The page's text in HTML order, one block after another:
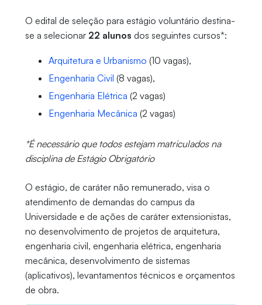
O edital de seleção para estágio voluntário destina-
se a selecionar 22 alunos dos seguintes cursos*:
Arquitetura e Urbanismo (10 vagas),
Engenharia Civil (8 vagas),
Engenharia Elétrica (2 vagas)
Engenharia Mecânica (2 vagas)
*É necessário que todos estejam matriculados na
disciplina de Estágio Obrigatório
O estágio, de caráter não remunerado, visa o
atendimento de demandas do campus da
Universidade e de ações de caráter extensionistas,
no desenvolvimento de projetos de arquitetura,
engenharia civil, engenharia elétrica, engenharia
mecânica, desenvolvimento de sistemas
(aplicativos), levantamentos técnicos e orçamentos
de obra.